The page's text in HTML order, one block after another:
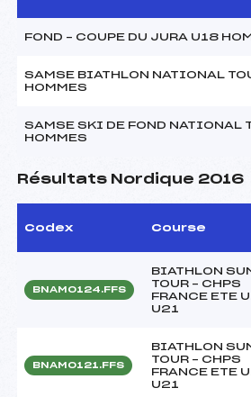
FOND – COUPE DU JURA U18
SAMSE BIATHLON NATIONAL
HOMMES
SAMSE SKI DE FOND NATIONAL
HOMMES
Résultats Nordique 2016
Codex Course
BNAM0124.FFS
BIATHLON
TOUR – CHPS
FRANCE ETE
U21
BNAM0121.FFS
BIATHLON
TOUR – CHPS
FRANCE ETE
U21